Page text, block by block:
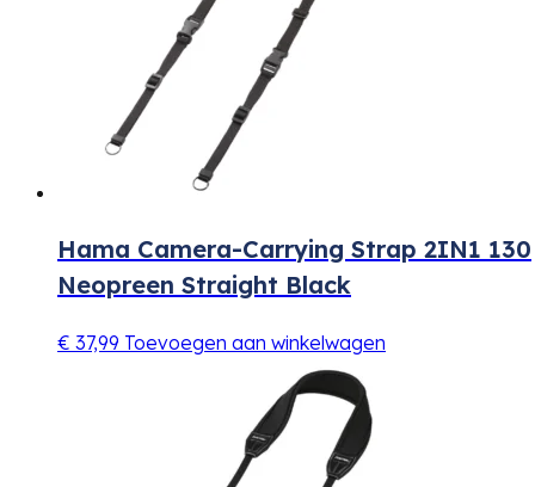
Hama Camera-Carrying Strap 2IN1 130
Neopreen Straight Black
€ 37,99 Toevoegen aan winkelwagen